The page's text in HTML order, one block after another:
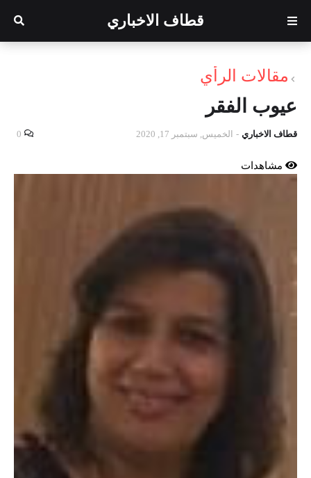
قطاف الاخباري
مقالات الرأي
عيوب الفقر
قطاف الاخباري - الخميس, سبتمبر 17, 2020 0
مشاهدات